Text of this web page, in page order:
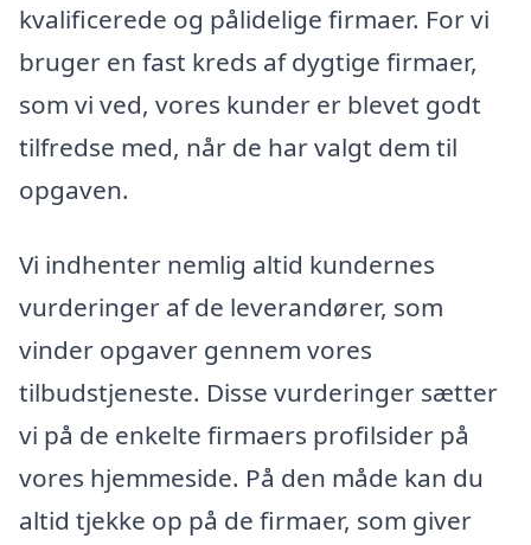
kvalificerede og pålidelige firmaer. For vi
bruger en fast kreds af dygtige firmaer,
som vi ved, vores kunder er blevet godt
tilfredse med, når de har valgt dem til
opgaven.
Vi indhenter nemlig altid kundernes
vurderinger af de leverandører, som
vinder opgaver gennem vores
tilbudstjeneste. Disse vurderinger sætter
vi på de enkelte firmaers profilsider på
vores hjemmeside. På den måde kan du
altid tjekke op på de firmaer, som giver